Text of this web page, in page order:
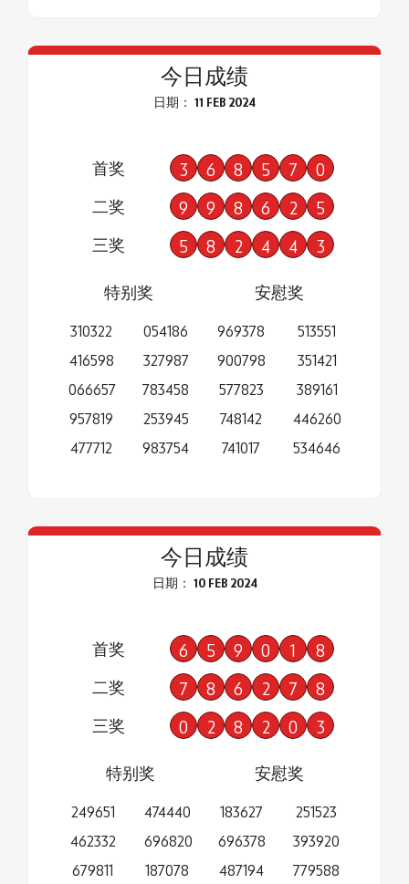
今日成绩
日期： 11 FEB 2024
首奖 3 6 8 5 7 0
二奖 9 9 8 6 2 5
三奖 5 8 2 4 4 3
特别奖
310322
416598
066657
957819
477712
054186
327987
783458
253945
983754
安慰奖
969378
900798
577823
748142
741017
513551
351421
389161
446260
534646
今日成绩
日期： 10 FEB 2024
首奖 6 5 9 0 1 8
二奖 7 8 6 2 7 8
三奖 0 2 8 2 0 3
特别奖
249651
462332
679811
474440
696820
187078
安慰奖
183627
696378
487194
251523
393920
779588